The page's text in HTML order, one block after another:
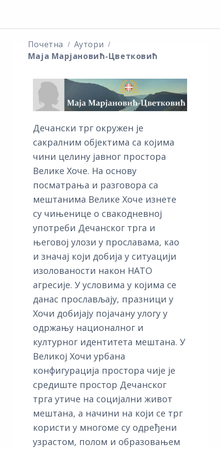
Почетна
Аутори
Маја Марјановић-Цветковић
Дечански трг окружен је
сакралним објектима са којима
чини целину јавног простора
Велике Хоче. На основу
посматрања и разговора са
мештанима Велике Хоче изнете
су чињенице о свакодневној
употреби Дечанског трга и
његовој улози у прославама, као
и значај који добија у ситуацији
изолованости након НАТО
агресије. У условима у којима се
данас прослављају, празници у
Хочи добијају појачану улогу у
одржању националног и
културног идентитета мештана. У
Великој Хочи урбана
конфигурација простора чије је
средиште простор Дечанског
трга утиче на социјални живот
мештана, а начини на који се трг
користи у многоме су одређени
узрастом, полом и образовањем